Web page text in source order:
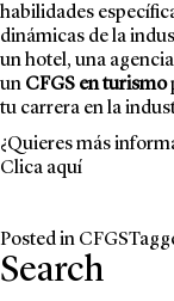
habilidades
dinámicas de la
un hotel, una
un CFGS en turismo
tu carrera en la
¿Quieres más
Clica aquí
Posted in CFGS
Search